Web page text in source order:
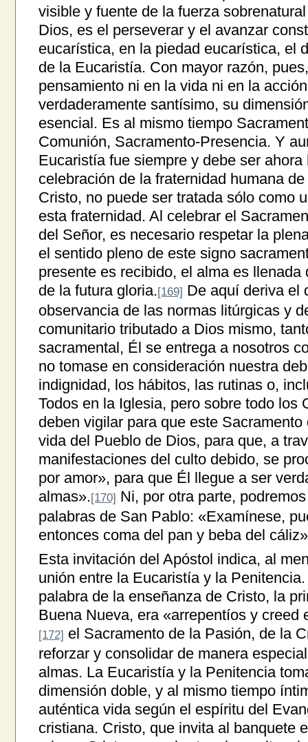
visible y fuente de la fuerza
Dios, es el perseverar y el avanzar
eucarística, en la piedad eucarística, el
de la Eucaristía. Con mayor razón,
pensamiento ni en la vida ni en la
verdaderamente santísimo, su
esencial. Es al mismo tiempo
Comunión, Sacramento-Presencia. Y
Eucaristía fue siempre y debe ser
celebración de la fraternidad humana
Cristo, no puede ser tratada sólo como
esta fraternidad. Al celebrar el
del Señor, es necesario respetar la
el sentido pleno de este signo
presente es recibido, el alma es
de la futura gloria.[169] De aquí deriva el
observancia de las normas litúrgicas y
comunitario tributado a Dios mismo,
sacramental, Él se entrega a nosotros
no tomase en consideración nuestra
indignidad, los hábitos, las rutinas o,
Todos en la Iglesia, pero sobre todo los
deben vigilar para que este
vida del Pueblo de Dios, para que, a
manifestaciones del culto debido, se
por amor», para que Él llegue a ser
almas».[170] Ni, por otra parte,
palabras de San Pablo: «Examínese,
entonces coma del pan y beba del
Esta invitación del Apóstol indica, al
unión entre la Eucaristía y la
palabra de la enseñanza de Cristo, la
Buena Nueva, era «arrepentíos y creed
[172] el Sacramento de la Pasión, de la
reforzar y consolidar de manera
almas. La Eucaristía y la Penitencia
dimensión doble, y al mismo tiempo
auténtica vida según el espíritu del
cristiana. Cristo, que invita al banquete